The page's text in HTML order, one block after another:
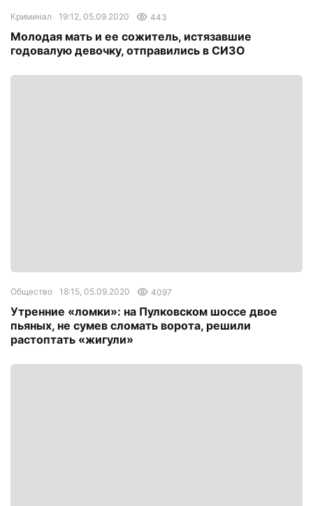
Криминал 19:12, 05.09.2020 443
Молодая мать и ее сожитель, истязавшие
годовалую девочку, отправились в СИЗО
Общество 18:15, 05.09.2020 4097
Утренние «ломки»: на Пулковском шоссе двое
пьяных, не сумев сломать ворота, решили
растоптать «жигули»